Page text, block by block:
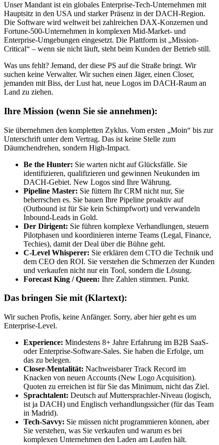
Unser Mandant ist ein globales Enterprise-Tech-Unternehmen mit
Hauptsitz in den USA und starker Präsenz in der DACH-Region.
Die Software wird weltweit bei zahlreichen DAX-Konzernen und
Fortune-500-Unternehmen in komplexen Mid-Market- und
Enterprise-Umgebungen eingesetzt. Die Plattform ist „Mission-
Critical“ – wenn sie nicht läuft, steht beim Kunden der Betrieb still.
Was uns fehlt? Jemand, der diese PS auf die Straße bringt. Wir
suchen keine Verwalter. Wir suchen einen Jäger, einen Closer,
jemanden mit Biss, der Lust hat, neue Logos im DACH-Raum an
Land zu ziehen.
Ihre Mission (wenn Sie sie annehmen):
Sie übernehmen den kompletten Zyklus. Vom ersten „Moin“ bis zur
Unterschrift unter dem Vertrag. Das ist keine Stelle zum
Däumchendrehen, sondern High-Impact.
Be the Hunter: Sie warten nicht auf Glücksfälle. Sie
identifizieren, qualifizieren und gewinnen Neukunden im
DACH-Gebiet. New Logos sind Ihre Währung.
Pipeline Master: Sie füttern Ihr CRM nicht nur, Sie
beherrschen es. Sie bauen Ihre Pipeline proaktiv auf
(Outbound ist für Sie kein Schimpfwort) und verwandeln
Inbound-Leads in Gold.
Der Dirigent: Sie führen komplexe Verhandlungen, steuern
Pilotphasen und koordinieren interne Teams (Legal, Finance,
Techies), damit der Deal über die Bühne geht.
C-Level Whisperer: Sie erklären dem CTO die Technik und
dem CEO den ROI. Sie verstehen die Schmerzen der Kunden
und verkaufen nicht nur ein Tool, sondern die Lösung.
Forecast King / Queen: Ihre Zahlen stimmen. Punkt.
Das bringen Sie mit (Klartext):
Wir suchen Profis, keine Anfänger. Sorry, aber hier geht es um
Enterprise-Level.
Experience: Mindestens 8+ Jahre Erfahrung im B2B SaaS-
oder Enterprise-Software-Sales. Sie haben die Erfolge, um
das zu belegen.
Closer-Mentalität: Nachweisbarer Track Record im
Knacken von neuen Accounts (New Logo Acquisition).
Quoten zu erreichen ist für Sie das Minimum, nicht das Ziel.
Sprachtalent: Deutsch auf Muttersprachler-Niveau (logisch,
ist ja DACH) und Englisch verhandlungssicher (für das Team
in Madrid).
Tech-Savvy: Sie müssen nicht programmieren können, aber
Sie verstehen, was Sie verkaufen und warum es bei
komplexen Unternehmen den Laden am Laufen hält.